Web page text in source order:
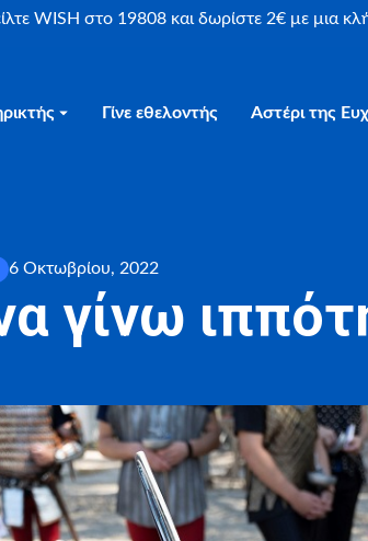
WISH στο 19808 και δωρίστε 2€ με μια
Γίνε εθελοντής Αστέρι της
6 Οκτωβρίου, 2022
γίνω